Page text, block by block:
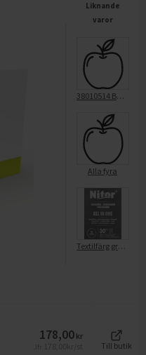
Liknande
varor
38010514 Bäst i Test Kortspel
Alla fyra
Textilfärg grå mini, all in one
178,00 kr
Till butik